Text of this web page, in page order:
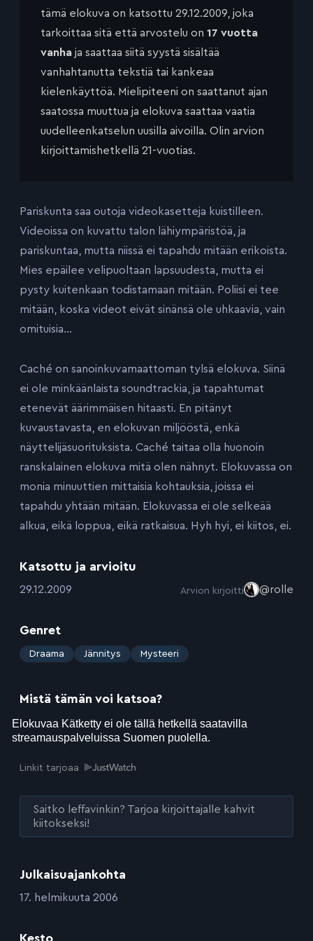
Julkaisuajankohta
:17. helmikuuta 2006
Kesto
tämä elokuva on katsottu 29.12.2009, joka
tarkoittaa sitä että arvostelu on 17 vuotta
vanha ja saattaa siitä syystä sisältää
vanhahtanutta tekstiä tai kankeaa
kielenkäyttöä. Mielipiteeni on saattanut ajan
saatossa muuttua ja elokuva saattaa vaatia
uudelleenkatselun uusilla aivoilla. Olin arvion
kirjoittamishetkellä 21-vuotias.
Pariskunta saa outoja videokasetteja kuistilleen.
Videoissa on kuvattu talon lähiympäristöä, ja
pariskuntaa, mutta niissä ei tapahdu mitään erikoista.
Mies epäilee velipuoltaan lapsuudesta, mutta ei
pysty kuitenkaan todistamaan mitään. Poliisi ei tee
mitään, koska videot eivät sinänsä ole uhkaavia, vain
omituisia…
Caché on sanoinkuvamaattoman tylsä elokuva. Siinä
ei ole minkäänlaista soundtrackia, ja tapahtumat
etenevät äärimmäisen hitaasti. En pitänyt
kuvaustavasta, en elokuvan miljööstä, enkä
näyttelijäsuorituksista. Caché taitaa olla huonoin
ranskalainen elokuva mitä olen nähnyt. Elokuvassa on
monia minuuttien mittaisia kohtauksia, joissa ei
tapahdu yhtään mitään. Elokuvassa ei ole selkeää
alkua, eikä loppua, eikä ratkaisua. Hyh hyi, ei kiitos, ei.
Katsottu ja arvioitu
:29.12.2009 Arvion kirjoitti @rolle
Genret
: Draama Jännitys Mysteeri
Mistä tämän voi katsoa?
Linkit tarjoaa
Saitko leffavinkin? Tarjoa kirjoittajalle kahvit
kiitokseksi!